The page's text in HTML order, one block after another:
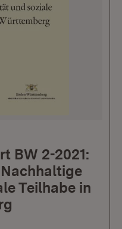
BW 2-2021:
Teilhabe in